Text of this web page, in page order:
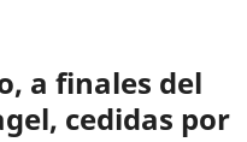
a finales del
cedidas por